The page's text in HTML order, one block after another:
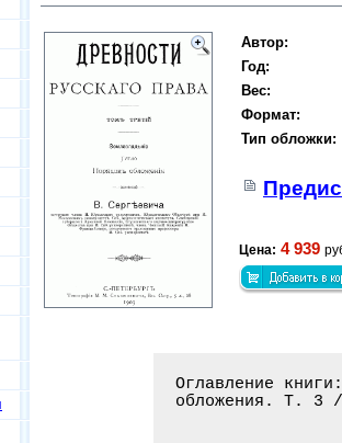
Автор:
Год:
Вес:
Формат:
Тип обложки:
Цена: 4 939
Оглавление
обложения. Т. 3